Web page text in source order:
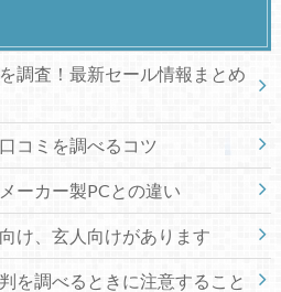
調査！最新セール情報まとめ
コミを調べるコツ
ーカー製PCとの違い
け、玄人向けがあります
を調べるときに注意すること